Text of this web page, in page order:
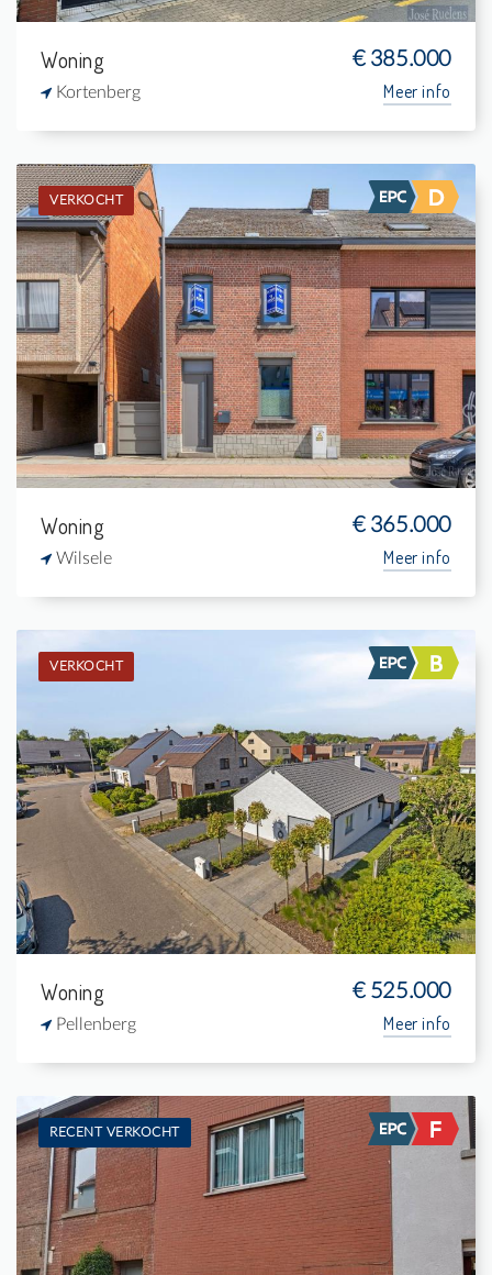
Woning € 385.000
Kortenberg Meer info
VERKOCHT
Verkocht: Eengezinswoning
2
570 m²
1
151 m²
Woning € 365.000
Wilsele Meer info
VERKOCHT
Verkocht: Woning
2
576 m²
1
-
Woning € 525.000
Pellenberg Meer info
RECENT VERKOCHT
Verkocht: Woning